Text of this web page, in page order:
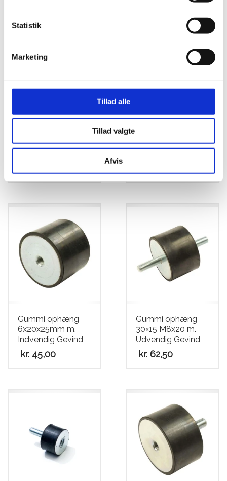
Statistik
Marketing
Tillad alle
Tillad valgte
Afvis
6x15x20mm m.
8x20mm Indv.
Gummi ophæng
6x20x25mm m.
Indvendig Gevind
kr. 45,00
Gummi ophæng
30×15 M8x20 m.
Udvendig Gevind
kr.62,50